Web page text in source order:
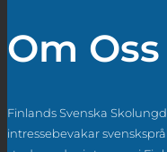
Om Oss
Finlands Svenska
intressebevakar